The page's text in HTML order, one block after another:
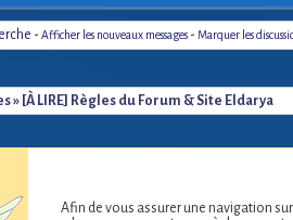
- Afficher les nouveaux messages - Marquer les
» [À LIRE] Règles du Forum & Site Eldarya
Afin de vous assurer une navigation